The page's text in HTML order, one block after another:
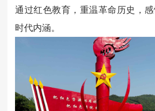
通过红色教育，重温革命历史，
时代内涵。